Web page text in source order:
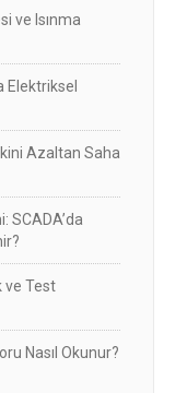
ve Isınma
Elektriksel
Azaltan Saha
SCADA’da
ve Test
Nasıl Okunur?